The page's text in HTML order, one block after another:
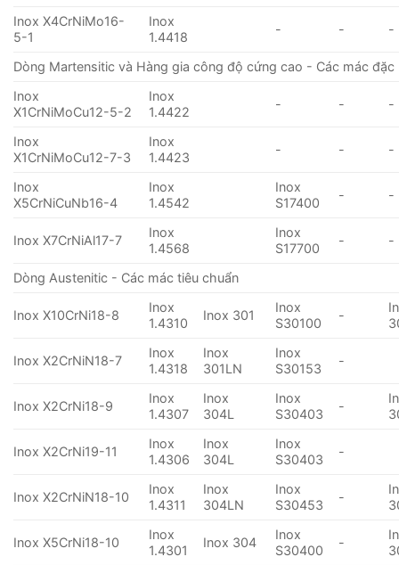
Inox X4CrNiMo16-
5-1
Inox
1.4418
- - -
Dòng Martensitic và Hàng gia công độ cứng cao - Các mác đặc
Inox
X1CrNiMoCu12-5-2
Inox
1.4422
- - -
Inox
X1CrNiMoCu12-7-3
Inox
1.4423
- - -
Inox
X5CrNiCuNb16-4
Inox
1.4542
Inox
S17400
- -
Inox X7CrNiAl17-7
Inox
1.4568
Inox
S17700
- -
Dòng Austenitic - Các mác tiêu chuẩn
Inox X10CrNi18-8
Inox
1.4310
Inox 301
Inox
S30100
-
Inox X2CrNiN18-7
Inox
1.4318
Inox
301LN
Inox
S30153
-
Inox X2CrNi18-9
Inox
1.4307
Inox
304L
Inox
S30403
-
Inox X2CrNi19-11
Inox
1.4306
Inox
304L
Inox
S30403
-
Inox X2CrNiN18-10
Inox
1.4311
Inox
304LN
Inox
S30453
-
Inox X5CrNi18-10
Inox
1.4301
Inox 304
Inox
S30400
-